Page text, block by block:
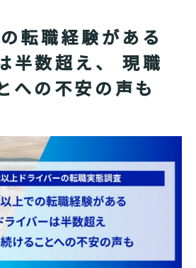
転職経験がある
半数超え、 現職
への不安の声も